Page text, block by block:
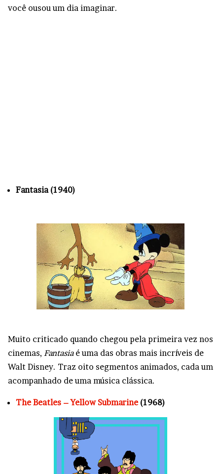
você ousou um dia imaginar.
Fantasia (1940)
Muito criticado quando chegou pela primeira vez nos
cinemas, Fantasiaé uma das obras mais incríveis de
Walt Disney. Traz oito segmentos animados, cada um
acompanhado de uma música clássica.
The Beatles – Yellow Submarine(1968)